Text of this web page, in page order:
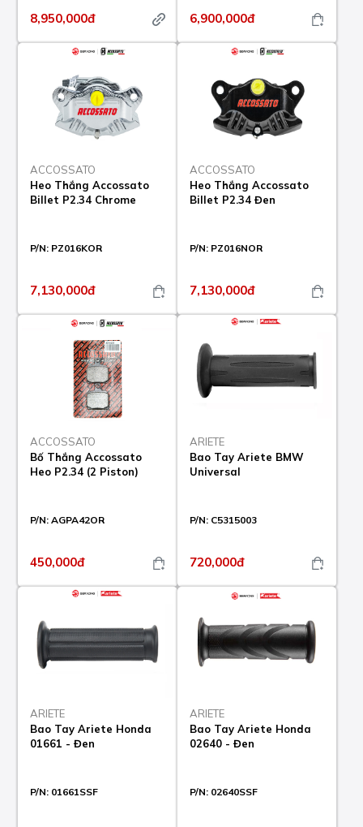
8,950,000đ 6,900,000đ
ACCOSSATO
Heo Thắng Accossato
Billet P2.34 Chrome
P/N: PZ016KOR
7,130,000đ
ACCOSSATO
Heo Thắng Accossato
Billet P2.34 Đen
P/N: PZ016NOR
7,130,000đ
ACCOSSATO
Bố Thắng Accossato
Heo P2.34 (2 Piston)
P/N: AGPA42OR
450,000đ
ARIETE
Bao Tay Ariete BMW
Universal
P/N: C5315003
720,000đ
ARIETE
Bao Tay Ariete Honda
01661 - Đen
P/N: 01661SSF
ARIETE
Bao Tay Ariete Honda
02640 - Đen
P/N: 02640SSF